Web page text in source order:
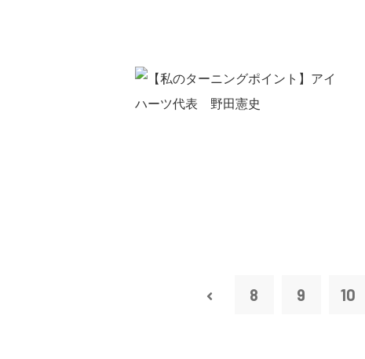
8 9 10